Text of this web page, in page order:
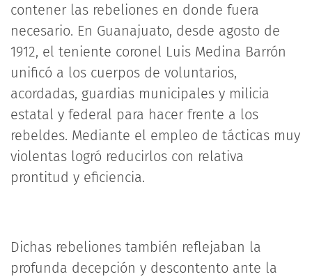
contener las rebeliones en donde fuera
necesario. En Guanajuato, desde agosto de
1912, el teniente coronel Luis Medina Barrón
unificó a los cuerpos de voluntarios,
acordadas, guardias municipales y milicia
estatal y federal para hacer frente a los
rebeldes. Mediante el empleo de tácticas muy
violentas logró reducirlos con relativa
prontitud y eficiencia.
Dichas rebeliones también reflejaban la
profunda decepción y descontento ante la